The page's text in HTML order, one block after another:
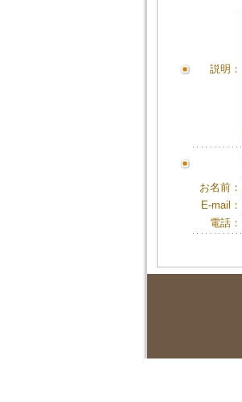
説明：
お名前：
E-mail：
電話：